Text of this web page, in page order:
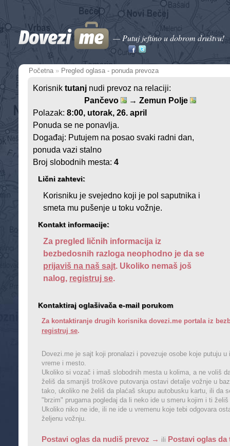
— Putuj jeftino u dobrom društvu!
Početna » Pregled oglasa - ponuda prevoza
Korisnik tutanj nudi prevoz na relaciji:
Pančevo
→ Zemun Polje
Polazak: 8:00, utorak, 26. april
Ponuda se ne ponavlja.
Događaj: Putujem na posao svaki radni dan,
ponuda vazi stalno
Broj slobodnih mesta: 4
Lični zahtevi:
Korisniku je svejedno koji je pol saputnika i
smeta mu pušenje u toku vožnje.
Kontakt informacije:
Za pregled ličnih informacija iz
bezbedosnih razloga neophodno je da se
prijaviš na naš sajt. Ukoliko nemaš još
nalog, registruj se.
Kontaktiraj oglašivača e-mail porukom
Za kontaktiranje drugih korisnika dovezi.me portala iz
registruj se.
Dovezi.me je sajt koji pronalazi i povezuje osobe koje putuju u
vreme i mesto.
Ukoliko si vozač i imaš slobodnih mesta u kolima, a ne voliš
želiš da smanjiš troškove putovanja ostavi detalje vožnje u
tako, ukoliko ne želiš da plaćaš skupu autobusku kartu, ili da
"brzim" prugama pogledaj da li neko ide u smeru kojim i ti
Ukoliko niko ne ide, ili ne ide u vremenu koje tebi odgovara
željenu vožnju.
Postavi oglas da nudiš prevoz → ili Postavi oglas